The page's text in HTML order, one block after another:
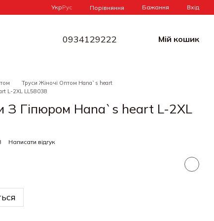
УкрРус Порівняння Бажання Вхід
0934129222 Мій кошик
Труси Жіночі Оптом Hana`s heart
L-2XL LL58038
З Гіпюром Hana`s heart L-2XL
Написати відгук